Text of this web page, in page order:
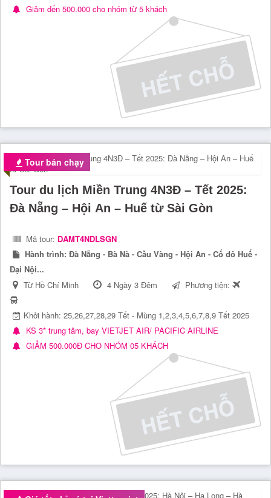
Giảm đến 500.000 cho nhóm từ 5 khách
Tour bán chạy
Tour du lịch Miền Trung 4N3Đ – Tết 2025:
Đà Nẵng – Hội An – Huế từ Sài Gòn
Mã tour: DAMT4NDLSGN
Hành trình: Đà Nẵng - Bà Nà - Cầu Vàng - Hội An - Cố đô Huế -
Đại Nội...
Từ Hồ Chí Minh
4 Ngày 3 Đêm Phương tiện:
Khởi hành: 25,26,27,28,29 Tết - Mùng 1,2,3,4,5,6,7,8,9 Tết 2025
KS 3* trung tâm, bay VIETJET AIR/ PACIFIC AIRLINE
GIẢM 500.000Đ CHO NHÓM 05 KHÁCH